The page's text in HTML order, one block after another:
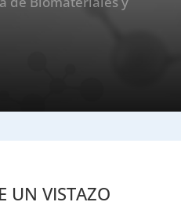
UN VISTAZO